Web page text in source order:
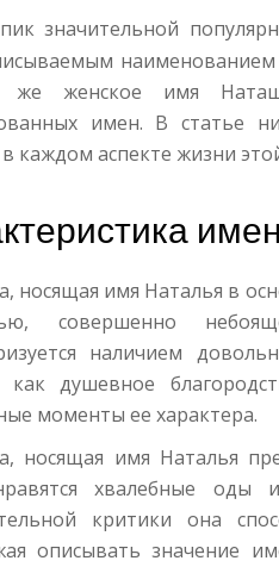
значительной
наименованием
же женское имя
имен. В статье
в каждом аспекте жизни
носящая имя Наталья в
совершенно
наличием
как душевное
моменты ее характера.
носящая имя Наталья
хвалебные оды
критики она
описывать значение